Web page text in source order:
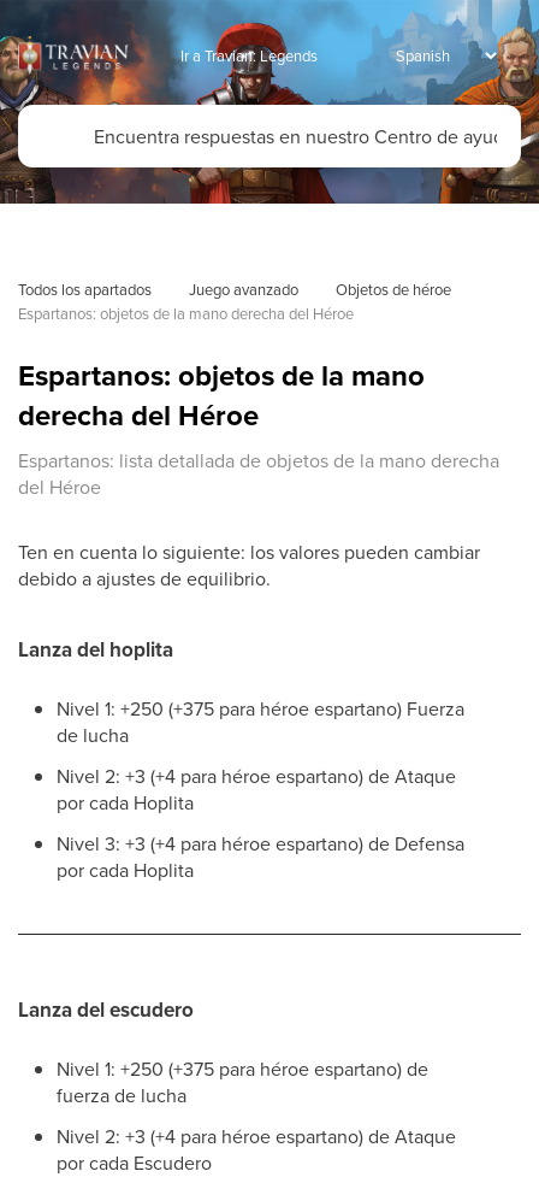
Ir a Travian: Legends
Todos los apartados Juego avanzado
Objetos de héroe
Espartanos: objetos de la mano derecha del Héroe
Espartanos: objetos de la mano
derecha del Héroe
Espartanos: lista detallada de objetos de la mano derecha
del Héroe
Ten en cuenta lo siguiente: los valores pueden cambiar
debido a ajustes de equilibrio.
Lanza del hoplita
Nivel 1: +250 (+375 para héroe espartano) Fuerza
de lucha
Nivel 2: +3 (+4 para héroe espartano) de Ataque
por cada Hoplita
Nivel 3: +3 (+4 para héroe espartano) de Defensa
por cada Hoplita
Lanza del escudero
Nivel 1: +250 (+375 para héroe espartano) de
fuerza de lucha
Nivel 2: +3 (+4 para héroe espartano) de Ataque
por cada Escudero